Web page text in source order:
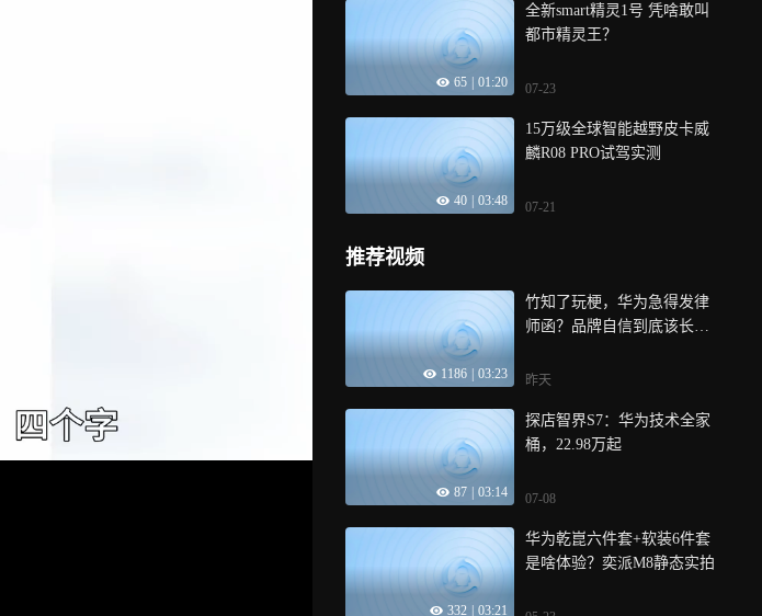
65 01:20
全新smart精灵1号 凭啥敢叫
都市精灵王？
07-23
40 03:48
15万级全球智能越野皮卡威
麟R08 PRO试驾实测
07-21
推荐视频
1186 03:23
竹知了玩梗，华为急得发律
师函？品牌自信到底该长啥
昨天
87 03:14
探店智界S7：华为技术全家
桶，22.98万起
07-08
332 03:21
华为乾崑六件套+软装6件套
是啥体验？奕派M8静态实拍